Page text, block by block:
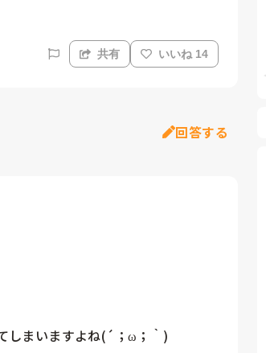
共有 いいね 14
回答する
しまいますよね(´；ω；｀)